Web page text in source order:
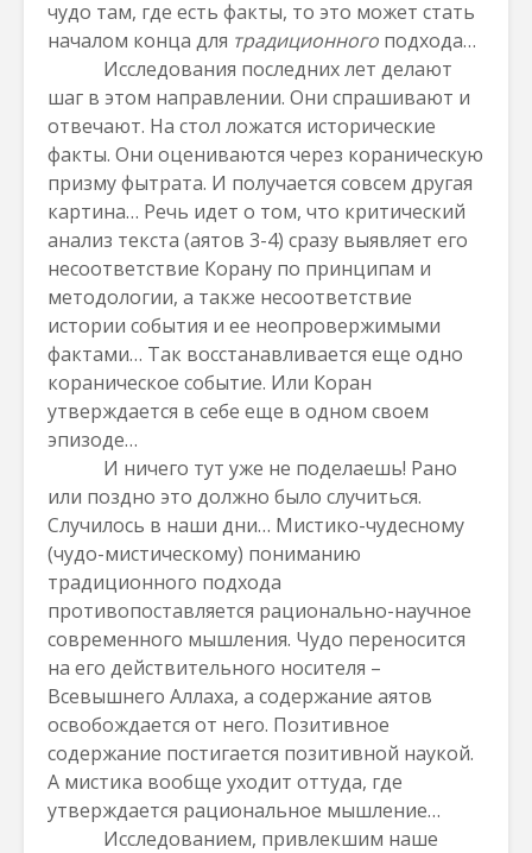
чудо там, где есть факты, то это может стать
началом конца для традиционного подхода…
Исследования последних лет делают
шаг в этом направлении. Они спрашивают и
отвечают. На стол ложатся исторические
факты. Они оцениваются через кораническую
призму фытрата. И получается совсем другая
картина… Речь идет о том, что критический
анализ текста (аятов 3-4) сразу выявляет его
несоответствие Корану по принципам и
методологии, а также несоответствие
истории события и ее неопровержимыми
фактами… Так восстанавливается еще одно
кораническое событие. Или Коран
утверждается в себе еще в одном своем
эпизоде…
И ничего тут уже не поделаешь! Рано
или поздно это должно было случиться.
Случилось в наши дни… Мистико-чудесному
(чудо-мистическому) пониманию
традиционного подхода
противопоставляется рационально-научное
современного мышления. Чудо переносится
на его действительного носителя –
Всевышнего Аллаха, а содержание аятов
освобождается от него. Позитивное
содержание постигается позитивной наукой.
А мистика вообще уходит оттуда, где
утверждается рациональное мышление…
Исследованием, привлекшим наше